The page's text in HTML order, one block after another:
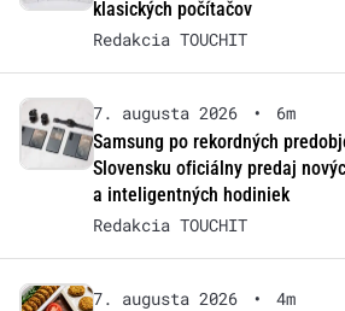
klasických počítačov
Redakcia TOUCHIT
7. augusta 2026 •
6m
Samsung po rekordných
Slovensku oficiálny predaj
a inteligentných hodiniek
Redakcia TOUCHIT
7. augusta 2026 •
4m